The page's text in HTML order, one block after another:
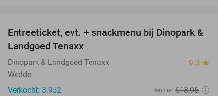
22%
Entreeticket, evt. + snackmenu bij Dinopark &
Landgoed Tenaxx
Dinopark & Landgoed Tenaxx 9.3 star
Wedde
Verkocht: 3.952
Regulier €13,95